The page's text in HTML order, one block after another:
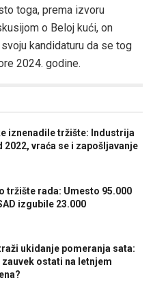
toga, prema izvoru
o Beloj kući, on
kandidaturu da se tog
2024. godine.
iznenadile tržište: Industrija
2022, vraća se i zapošljavanje
tržište rada: Umesto 95.000
izgubile 23.000
ukidanje pomeranja sata:
zauvek ostati na letnjem